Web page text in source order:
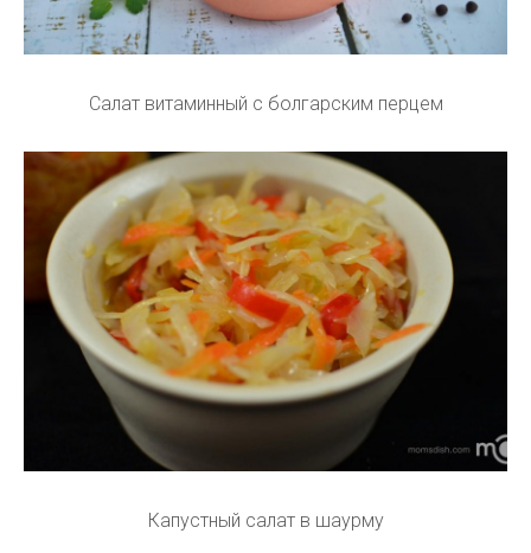
Салат витаминный с болгарским перцем
Капустный салат в шаурму